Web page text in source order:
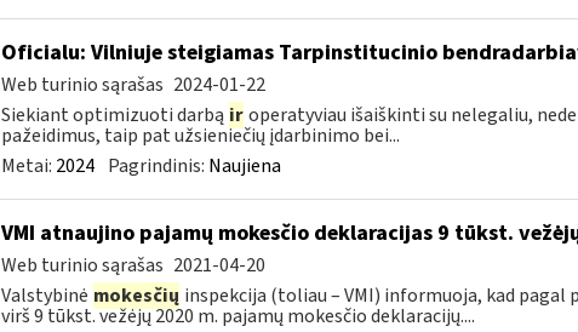
Oficialu: Vilniuje steigiamas Tarpinstitucinio
Web turinio sąrašas 2024-01-22
Siekiant optimizuoti darbą ir operatyviau išaiškinti su nelegaliu,
pažeidimus, taip pat užsieniečių įdarbinimo bei...
Metai: 2024 Pagrindinis: Naujiena
VMI atnaujino pajamų mokesčio deklaracijas 9 tūkst.
Web turinio sąrašas 2021-04-20
Valstybinė mokesčių inspekcija (toliau – VMI) informuoja, kad
virš 9 tūkst. vežėjų 2020 m. pajamų mokesčio deklaracijų....